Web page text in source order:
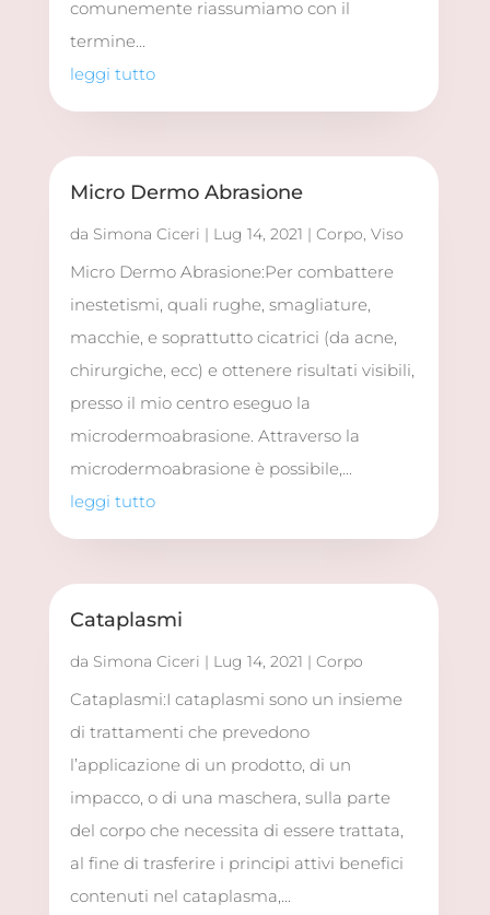
comunemente riassumiamo con il
termine...
leggi tutto
Micro Dermo Abrasione
da Simona Ciceri | Lug 14, 2021 | Corpo, Viso
Micro Dermo Abrasione:Per combattere
inestetismi, quali rughe, smagliature,
macchie, e soprattutto cicatrici (da acne,
chirurgiche, ecc) e ottenere risultati visibili,
presso il mio centro eseguo la
microdermoabrasione. Attraverso la
microdermoabrasione è possibile,...
leggi tutto
Cataplasmi
da Simona Ciceri | Lug 14, 2021 | Corpo
Cataplasmi:I cataplasmi sono un insieme
di trattamenti che prevedono
l’applicazione di un prodotto, di un
impacco, o di una maschera, sulla parte
del corpo che necessita di essere trattata,
al fine di trasferire i principi attivi benefici
contenuti nel cataplasma,...